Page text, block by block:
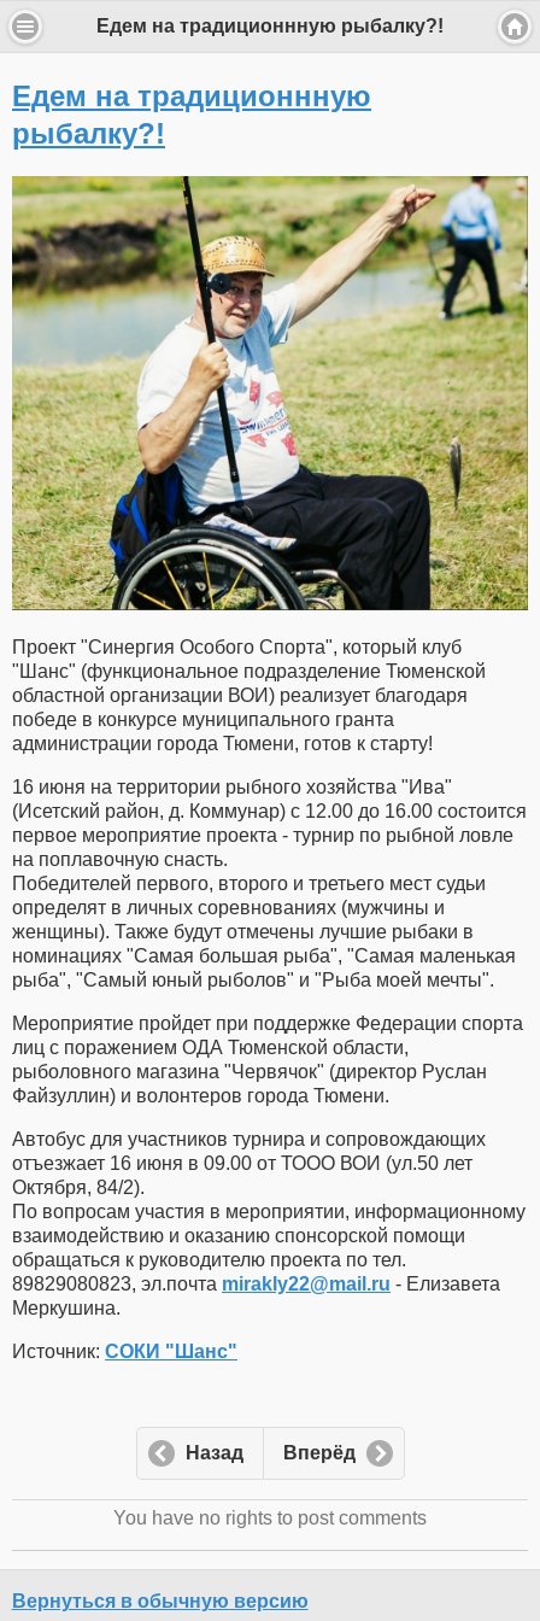
Едем на традиционнную рыбалку?!
Едем на традиционнную
рыбалку?!
Проект "Синергия Особого Спорта", который клуб
"Шанс" (функциональное подразделение Тюменской
областной организации ВОИ) реализует благодаря
победе в конкурсе муниципального гранта
администрации города Тюмени, готов к старту!
16 июня на территории рыбного хозяйства "Ива"
(Исетский район, д. Коммунар) с 12.00 до 16.00 состоится
первое мероприятие проекта - турнир по рыбной ловле
на поплавочную снасть.
Победителей первого, второго и третьего мест судьи
определят в личных соревнованиях (мужчины и
женщины). Также будут отмечены лучшие рыбаки в
номинациях "Самая большая рыба", "Самая маленькая
рыба", "Самый юный рыболов" и "Рыба моей мечты".
Мероприятие пройдет при поддержке Федерации спорта
лиц с поражением ОДА Тюменской области,
рыболовного магазина "Червячок" (директор Руслан
Файзуллин) и волонтеров города Тюмени.
Автобус для участников турнира и сопровождающих
отъезжает 16 июня в 09.00 от ТООО ВОИ (ул.50 лет
Октября, 84/2).
По вопросам участия в мероприятии, информационному
взаимодействию и оказанию спонсорской помощи
обращаться к руководителю проекта по тел.
89829080823, эл.почта mirakly22​@​mail.ru - Елизавета
Меркушина.
Источник: СОКИ "Шанс"
Назад Вперёд
You have no rights to post comments
Вернуться в обычную версию